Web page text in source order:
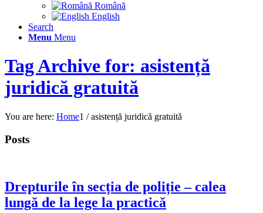
Română
English
Search
Menu Menu
Tag Archive for: asistență
juridică gratuită
You are here: Home1 / asistență juridică gratuită
Posts
Drepturile în secția de poliție – calea
lungă de la lege la practică